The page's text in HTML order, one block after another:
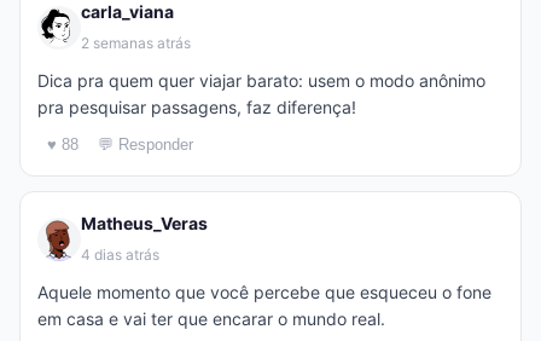
carla_viana
2 semanas atrás
Dica pra quem quer viajar barato: usem o modo anônimo
pra pesquisar passagens, faz diferença!
♥ 88 💬 Responder
Matheus_Veras
4 dias atrás
Aquele momento que você percebe que esqueceu o fone
em casa e vai ter que encarar o mundo real.